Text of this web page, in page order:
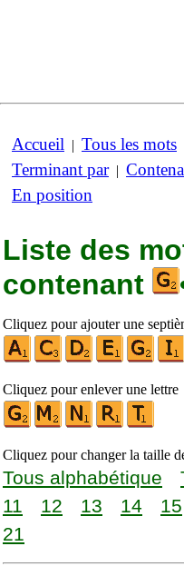
Accueil | Tous les mots
Terminant par|
En position
Liste des
contenant
Cliquez pour ajouter une
Cliquez pour enlever une lettre
Cliquez pour changer la taille
Tous alphabétique
11
12 13 14 15
21